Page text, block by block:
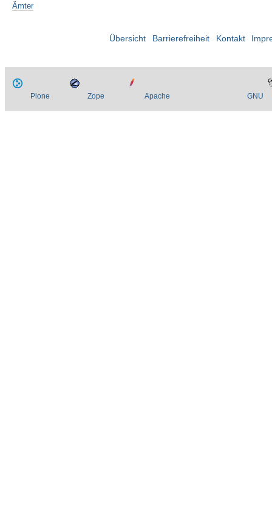
Ämter
Übersicht Barrierefreiheit Kontakt
Plone Zope Apache GNU